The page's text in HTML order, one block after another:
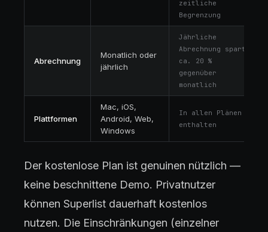
zeitliche
Begrenzung
Abrechnung
Monatlich oder
jährlich
Jährliche
Abrechnung spart
ca. 20 %
gegenüber
monatlich
Plattformen
Mac, iOS,
Android, Web,
Windows
In allen Plänen
enthalten
Der kostenlose Plan ist genuinen nützlich —
keine beschnittene Demo. Privatnutzer
können Superlist dauerhaft kostenlos
nutzen. Die Einschränkungen (einzelner